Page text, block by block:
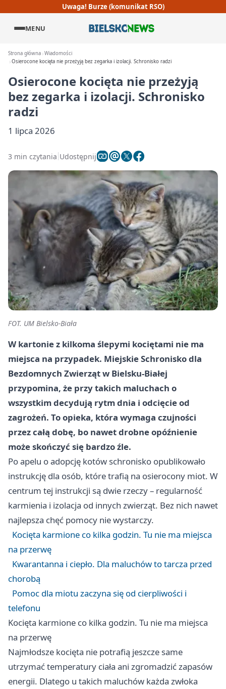
Uwaga! Burze (komunikat RSO)
MENU
Strona główna Wiadomości
Osierocone kocięta nie przeżyją bez zegarka i izolacji. Schronisko radzi
Osierocone kocięta nie przeżyją
bez zegarka i izolacji. Schronisko
radzi
1 lipca 2026
3 min czytania Udostępnij
FOT. UM Bielsko-Biała
W kartonie z kilkoma ślepymi kociętami nie ma
miejsca na przypadek. Miejskie Schronisko dla
Bezdomnych Zwierząt w Bielsku-Białej
przypomina, że przy takich maluchach o
wszystkim decydują rytm dnia i odcięcie od
zagrożeń. To opieka, która wymaga czujności
przez całą dobę, bo nawet drobne opóźnienie
może skończyć się bardzo źle.
Po apelu o adopcję kotów schronisko opublikowało
instrukcję dla osób, które trafią na osierocony miot. W
centrum tej instrukcji są dwie rzeczy – regularność
karmienia i izolacja od innych zwierząt. Bez nich nawet
najlepsza chęć pomocy nie wystarczy.
Kocięta karmione co kilka godzin. Tu nie ma miejsca
na przerwę
Kwarantanna i ciepło. Dla maluchów to tarcza przed
chorobą
Pomoc dla miotu zaczyna się od cierpliwości i
telefonu
Kocięta karmione co kilka godzin. Tu nie ma miejsca
na przerwę
Najmłodsze kocięta nie potrafią jeszcze same
utrzymać temperatury ciała ani zgromadzić zapasów
energii. Dlatego u takich maluchów każda zwłoka